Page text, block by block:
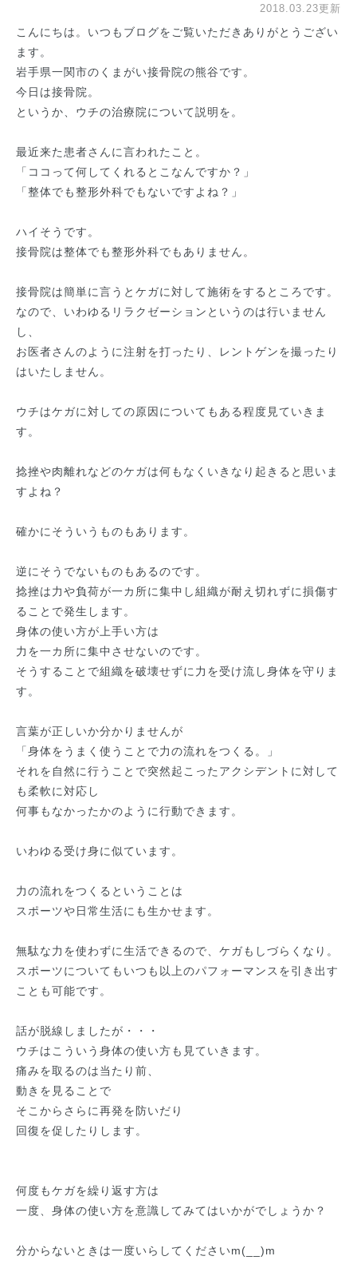
2018.03.23更新
こんにちは。いつもブログをご覧いただきありがとうござい
ます。
岩手県一関市のくまがい接骨院の熊谷です。
今日は接骨院。
というか、ウチの治療院について説明を。
最近来た患者さんに言われたこと。
「ココって何してくれるとこなんですか？」
「整体でも整形外科でもないですよね？」
ハイそうです。
接骨院は整体でも整形外科でもありません。
接骨院は簡単に言うとケガに対して施術をするところです。
なので、いわゆるリラクゼーションというのは行いません
し、
お医者さんのように注射を打ったり、レントゲンを撮ったり
はいたしません。
ウチはケガに対しての原因についてもある程度見ていきま
す。
捻挫や肉離れなどのケガは何もなくいきなり起きると思いま
すよね？
確かにそういうものもあります。
逆にそうでないものもあるのです。
捻挫は力や負荷が一カ所に集中し組織が耐え切れずに損傷す
ることで発生します。
身体の使い方が上手い方は
力を一カ所に集中させないのです。
そうすることで組織を破壊せずに力を受け流し身体を守りま
す。
言葉が正しいか分かりませんが
「身体をうまく使うことで力の流れをつくる。」
それを自然に行うことで突然起こったアクシデントに対して
も柔軟に対応し
何事もなかったかのように行動できます。
いわゆる受け身に似ています。
力の流れをつくるということは
スポーツや日常生活にも生かせます。
無駄な力を使わずに生活できるので、ケガもしづらくなり。
スポーツについてもいつも以上のパフォーマンスを引き出す
ことも可能です。
話が脱線しましたが・・・
ウチはこういう身体の使い方も見ていきます。
痛みを取るのは当たり前、
動きを見ることで
そこからさらに再発を防いだり
回復を促したりします。
何度もケガを繰り返す方は
一度、身体の使い方を意識してみてはいかがでしょうか？
分からないときは一度いらしてくださいm(__)m